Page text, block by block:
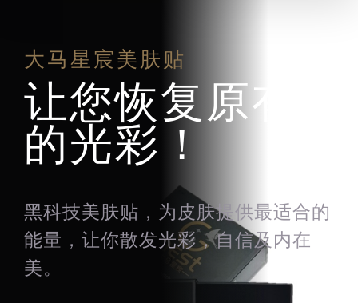
大马星宸美肤贴
让您恢复原有
的光彩！
黑科技美肤贴，为皮肤提供最适合的
能量，让你散发光彩，自信及内在
美。